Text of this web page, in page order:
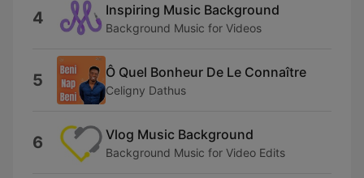
4 Inspiring Music Background
Background Music for Videos
5 Ô Quel Bonheur De Le Connaître
Celigny Dathus
6 Vlog Music Background
Background Music for Video Edits